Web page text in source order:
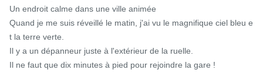
Un endroit calme dans une ville animée
Quand je me suis réveillé le matin, j'ai vu le magnifique ciel bleu e
t la terre verte.
Il y a un dépanneur juste à l'extérieur de la ruelle.
Il ne faut que dix minutes à pied pour rejoindre la gare !